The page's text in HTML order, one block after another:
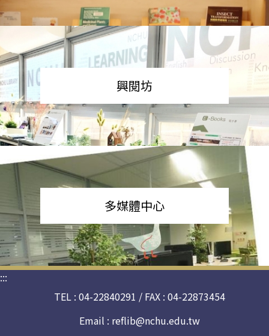
興閱坊
多媒體中心
:::
TEL : 04-22840291 / FAX : 04-22873454
Email : reflib@nchu.edu.tw